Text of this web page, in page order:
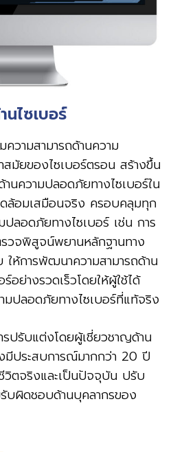
ไซเบอร์
วามสามารถด้านความ
มัยของไซเบอร์ตรอน สร้างขึ้น
านความปลอดภัยทางไซเบอร์ใน
ล้อมเสมือนจริง ครอบคลุมทุก
ลอดภัยทางไซเบอร์ เช่น การ
วจพิสูจน์พยานหลักฐานทาง
ห้การพัฒนาความสามารถด้าน
อย่างรวดเร็วโดยให้ผู้ใช้ได้
ปลอดภัยทางไซเบอร์ที่แท้จริง
รปรับแต่งโดยผู้เชี่ยวชาญด้าน
มีประสบการณ์มากกว่า 20 ปี
วิตจริงและเป็นปัจจุบัน ปรับ
บผิดชอบด้านบุคลากรของ